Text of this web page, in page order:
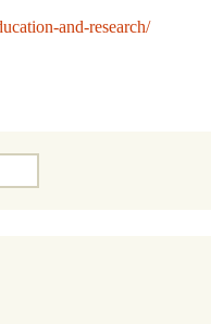
and-research/